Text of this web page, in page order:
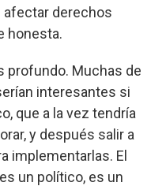
afectar derechos
honesta.
profundo. Muchas de
interesantes si
que a la vez tendría
y después salir a
implementarlas. El
un político, es un